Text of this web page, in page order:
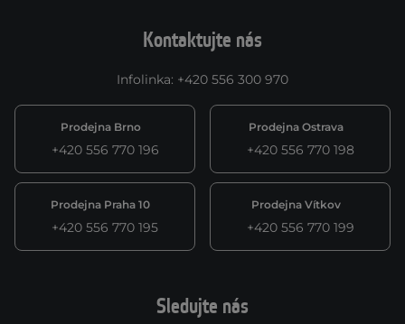
Kontaktujte nás
Infolinka: +420 556 300 970
Prodejna Brno
+420 556 770 196
Prodejna Ostrava
+420 556 770 198
Prodejna Praha 10
+420 556 770 195
Prodejna Vítkov
+420 556 770 199
Sledujte nás